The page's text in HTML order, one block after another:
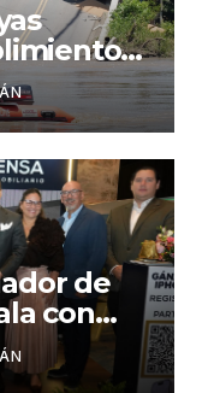
en
de
con